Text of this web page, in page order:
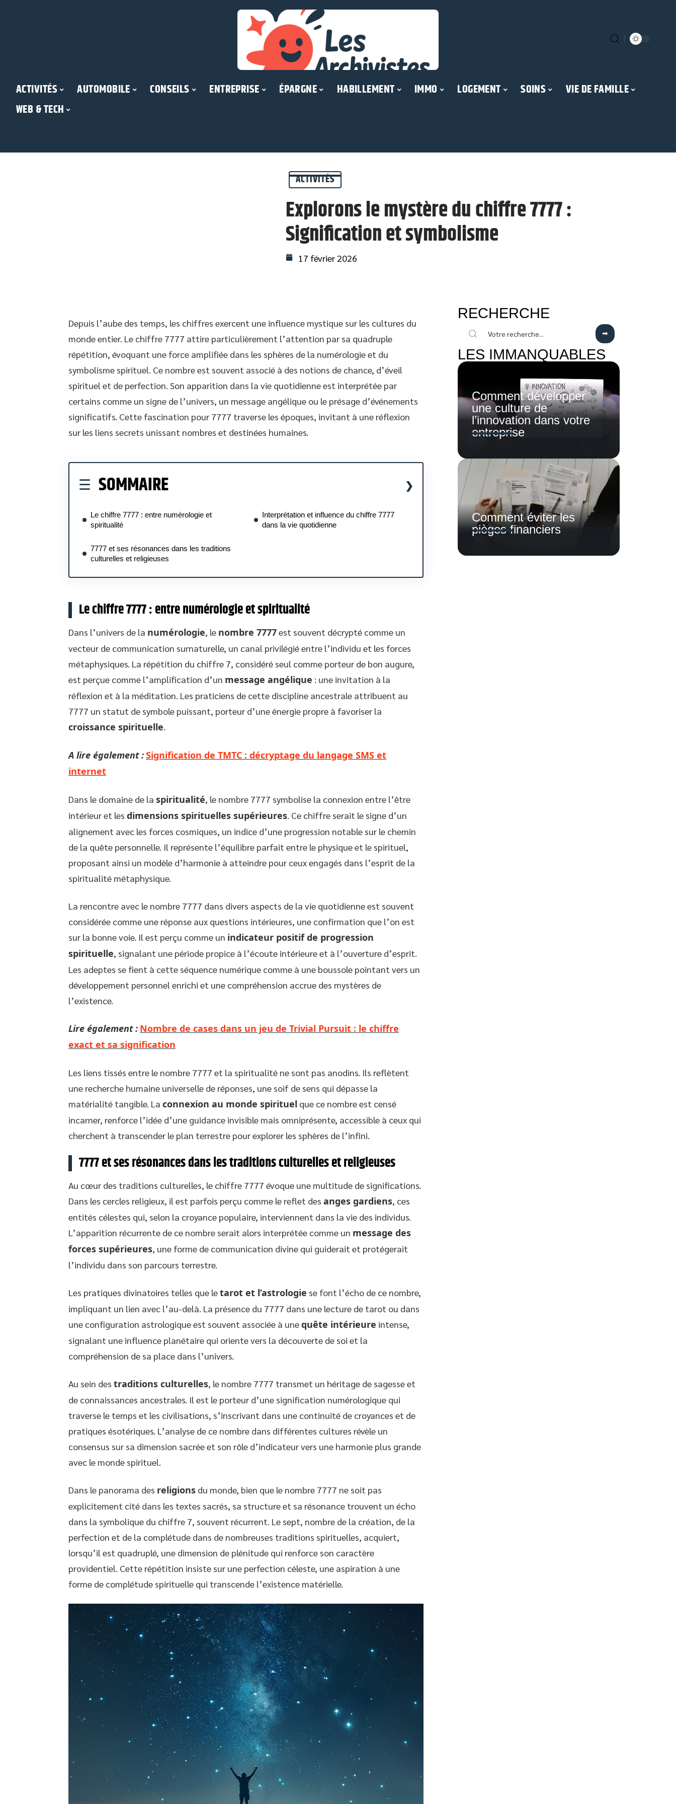
ACTIVITÉS AUTOMOBILE CONSEILS ENTREPRISE ÉPARGNE HABILLEMENT IMMO LOGEMENT SOINS
VIE DE FAMILLE
WEB & TECH
ACTIVITÉS
Explorons le mystère du chiffre 7777 :
Signification et symbolisme
17 février 2026
Depuis l’aube des temps, les chiffres exercent une influence mystique sur les cultures du
monde entier. Le chiffre 7777 attire particulièrement l’attention par sa quadruple
répétition, évoquant une force amplifiée dans les sphères de la numérologie et du
symbolisme spirituel. Ce nombre est souvent associé à des notions de chance, d’éveil
spirituel et de perfection. Son apparition dans la vie quotidienne est interprétée par
certains comme un signe de l’univers, un message angélique ou le présage d’événements
significatifs. Cette fascination pour 7777 traverse les époques, invitant à une réflexion
sur les liens secrets unissant nombres et destinées humaines.
SOMMAIRE
Le chiffre 7777 : entre numérologie et
spiritualité
7777 et ses résonances dans les traditions
culturelles et religieuses
Interprétation et influence du chiffre 7777
dans la vie quotidienne
Le chiffre 7777 : entre numérologie et spiritualité
Dans l’univers de la numérologie, le nombre 7777est souvent décrypté comme un
vecteur de communication surnaturelle, un canal privilégié entre l’individu et les forces
métaphysiques. La répétition du chiffre 7, considéré seul comme porteur de bon augure,
est perçue comme l’amplification d’un message angélique : une invitation à la
réflexion et à la méditation. Les praticiens de cette discipline ancestrale attribuent au
7777 un statut de symbole puissant, porteur d’une énergie propre à favoriser la
croissance spirituelle.
A lire également :Signification de TMTC : décryptage du langage SMS et
internet
Dans le domaine de la spiritualité, le nombre 7777 symbolise la connexion entre l’être
intérieur et les dimensions spirituelles supérieures. Ce chiffre serait le signe d’un
alignement avec les forces cosmiques, un indice d’une progression notable sur le chemin
de la quête personnelle. Il représente l’équilibre parfait entre le physique et le spirituel,
proposant ainsi un modèle d’harmonie à atteindre pour ceux engagés dans l’esprit de la
spiritualité métaphysique.
La rencontre avec le nombre 7777 dans divers aspects de la vie quotidienne est souvent
considérée comme une réponse aux questions intérieures, une confirmation que l’on est
sur la bonne voie. Il est perçu comme un indicateur positif de progression
spirituelle, signalant une période propice à l’écoute intérieure et à l’ouverture d’esprit.
Les adeptes se fient à cette séquence numérique comme à une boussole pointant vers un
développement personnel enrichi et une compréhension accrue des mystères de
l’existence.
Lire également : Nombre de cases dans un jeu de Trivial Pursuit : le chiffre
exact et sa signification
Les liens tissés entre le nombre 7777 et la spiritualité ne sont pas anodins. Ils reflètent
une recherche humaine universelle de réponses, une soif de sens qui dépasse la
matérialité tangible. La connexion au monde spirituel que ce nombre est censé
incarner, renforce l’idée d’une guidance invisible mais omniprésente, accessible à ceux qui
cherchent à transcender le plan terrestre pour explorer les sphères de l’infini.
7777 et ses résonances dans les traditions culturelles et religieuses
Au cœur des traditions culturelles, le chiffre 7777 évoque une multitude de significations.
Dans les cercles religieux, il est parfois perçu comme le reflet des anges gardiens, ces
entités célestes qui, selon la croyance populaire, interviennent dans la vie des individus.
L’apparition récurrente de ce nombre serait alors interprétée comme un message des
forces supérieures, une forme de communication divine qui guiderait et protégerait
l’individu dans son parcours terrestre.
Les pratiques divinatoires telles que letarot et l’astrologie se font l’écho de ce nombre,
impliquant un lien avec l’au-delà. La présence du 7777 dans une lecture de tarot ou dans
une configuration astrologique est souvent associée à unequête intérieure intense,
signalant une influence planétaire qui oriente vers la découverte de soi et la
compréhension de sa place dans l’univers.
Au sein des traditions culturelles, le nombre 7777 transmet un héritage de sagesse et
de connaissances ancestrales. Il est le porteur d’une signification numérologique qui
traverse le temps et les civilisations, s’inscrivant dans une continuité de croyances et de
pratiques ésotériques. L’analyse de ce nombre dans différentes cultures révèle un
consensus sur sa dimension sacrée et son rôle d’indicateur vers une harmonie plus grande
avec le monde spirituel.
Dans le panorama des religions du monde, bien que le nombre 7777 ne soit pas
explicitement cité dans les textes sacrés, sa structure et sa résonance trouvent un écho
dans la symbolique du chiffre 7, souvent récurrent. Le sept, nombre de la création, de la
perfection et de la complétude dans de nombreuses traditions spirituelles, acquiert,
lorsqu’il est quadruplé, une dimension de plénitude qui renforce son caractère
providentiel. Cette répétition insiste sur une perfection céleste, une aspiration à une
forme de complétude spirituelle qui transcende l’existence matérielle.
RECHERCHE
LES IMMANQUABLES
Comment développer
une culture de
l’innovation dans votre
entreprise
Comment éviter les
pièges financiers